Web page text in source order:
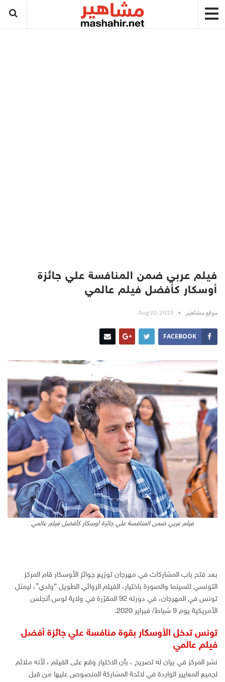
فيلم عربي ضمن المنافسة علي جائزة
أوسكار كأفضل فيلم عالمي
موقع مشاهير Aug 30, 2019
FACEBOOK
فيلم عربي ضمن المنافسة علي جائزة أوسكار كأفضل فيلم عالمي
بعد فتح باب المشاركات في مهرجان توزيع جوائز الأوسكار قام المركز
التونسي للسينما والصورة باختيار، الفيلم الروائي الطويل “ولدي”، ليمثل
تونس في المهرجان، في دورته 92 المقرّرة في ولاية لوس أنجلس
الأمريكية يوم 9 شباط/ فبراير 2020.
تونس تدخل الأوسكار بقوة منافسة علي جائزة أفضل
فيلم عالمي
نشر المركز في بيان له تصريح ، بأن الاختيار وقع على الفيلم ، لأنه ملائم
لجميع المعايير الواردة في لائحة المشاركة المنصوص عليها من قبل